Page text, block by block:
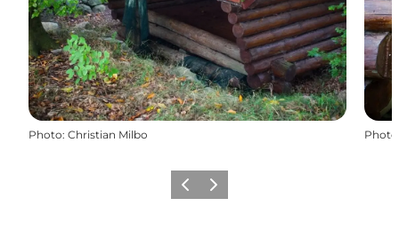
Photo: Christian Milbo Photo
PrécédentSuivant